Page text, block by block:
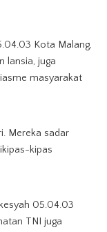
Kota Malang,
lansia, juga
masyarakat
Mereka sadar
kipas
05.04.03
TNI juga